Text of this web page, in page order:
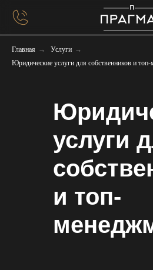
Главная → Услуги →
Юридические услуги для собственников и
услуги
и топ-